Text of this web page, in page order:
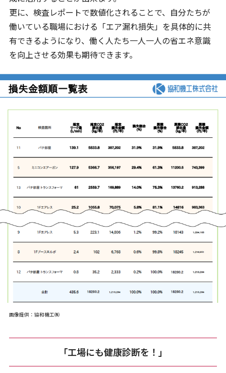
更に、検査レポートで数値化されることで、自分たちが
働いている職場における「エア漏れ損失」を具体的に共
有できるようになり、働く人たち一人一人の省エネ意識
を向上させる効果も期待できます。
画像提供：協和機工㈱
「工場にも健康診断を！」